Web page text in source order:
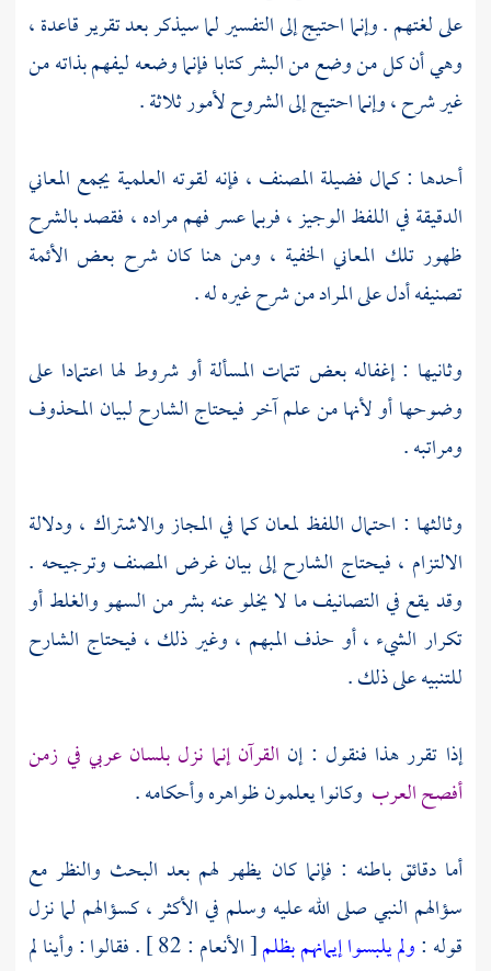
على لغتهم . وإنما احتيج إلى التفسير لما سيذكر بعد تقرير قاعدة ،
وهي أن كل من وضع من البشر كتابا فإنما وضعه ليفهم بذاته من
غير شرح ، وإنما احتيج إلى الشروح لأمور ثلاثة .
أحدها : كمال فضيلة المصنف ، فإنه لقوته العلمية يجمع المعاني
الدقيقة في اللفظ الوجيز ، فربما عسر فهم مراده ، فقصد بالشرح
ظهور تلك المعاني الخفية ، ومن هنا كان شرح بعض الأئمة
تصنيفه أدل على المراد من شرح غيره له .
وثانيها : إغفاله بعض تتمات المسألة أو شروط لها اعتمادا على
وضوحها أو لأنها من علم آخر فيحتاج الشارح لبيان المحذوف
ومراتبه .
وثالثها : احتمال اللفظ لمعان كما في المجاز والاشتراك ، ودلالة
الالتزام ، فيحتاج الشارح إلى بيان غرض المصنف وترجيحه .
وقد يقع في التصانيف ما لا يخلو عنه بشر من السهو والغلط أو
تكرار الشيء ، أو حذف المبهم ، وغير ذلك ، فيحتاج الشارح
للتنبيه على ذلك .
إذا تقرر هذا فنقول : إن القرآن إنما نزل بلسان عربي في زمن
أفصح العرب وكانوا يعلمون ظواهره وأحكامه .
أما دقائق باطنه : فإنما كان يظهر لهم بعد البحث والنظر مع
سؤالهم النبي صلى الله عليه وسلم في الأكثر ، كسؤالهم لما نزل
قوله :ولم يلبسوا إيمانهم بظلم
[ الأنعام : 82 ] . فقالوا : وأينا لم